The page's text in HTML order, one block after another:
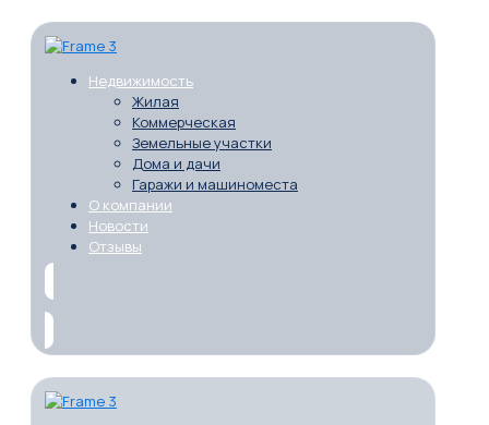
Недвижимость
Жилая
Коммерческая
Земельные участки
Дома и дачи
Гаражи и машиноместа
О компании
Новости
Отзывы